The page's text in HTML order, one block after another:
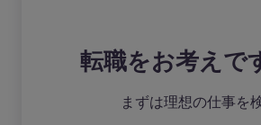
転職をお考えで
まずは理想の仕事を